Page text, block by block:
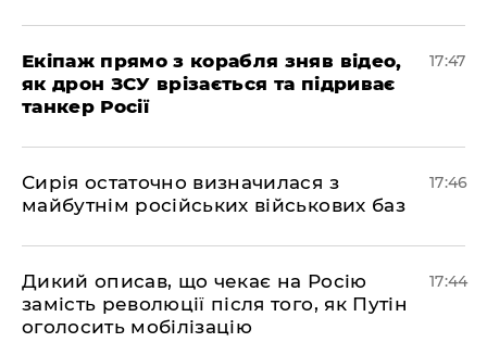
Екіпаж прямо з корабля зняв відео,
як дрон ЗСУ врізається та підриває
танкер Росії
17:47
Сирія остаточно визначилася з
майбутнім російських військових баз
17:46
Дикий описав, що чекає на Росію
замість революції після того, як Путін
оголосить мобілізацію
17:44